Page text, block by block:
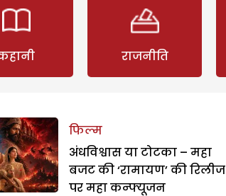
राजनीति
फिल्म
अंधविश्वास या टोटका – महा
बजट की ‘रामायण’ की रिलीज
पर महा कन्फ्यूजन